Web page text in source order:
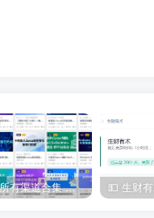
IT类所有渠道合集 持续日更，目前近四千多条资源 年费用户微信私信获取权限